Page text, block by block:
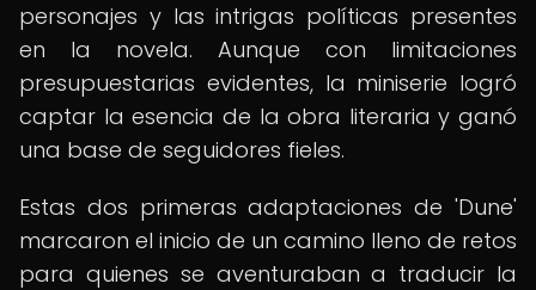
personajes y las intrigas políticas presentes
en la novela. Aunque con limitaciones
presupuestarias evidentes, la miniserie logró
captar la esencia de la obra literaria y ganó
una base de seguidores fieles.
Estas dos primeras adaptaciones de 'Dune'
marcaron el inicio de un camino lleno de retos
para quienes se aventuraban a traducir la